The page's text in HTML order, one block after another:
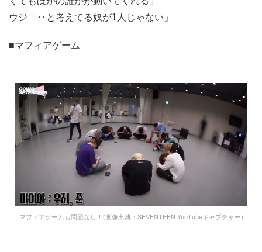
ウジ「‥と考えてる奴が1人じゃない」
■マフィアゲーム
マフィアゲームも問題なし！(画像出典：SEVENTEEN YouTubeキャプチャー)